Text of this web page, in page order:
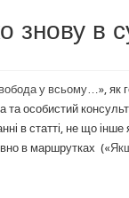
знову в
у всьому…», як
особистий
в статті, не що
в маршрутках («